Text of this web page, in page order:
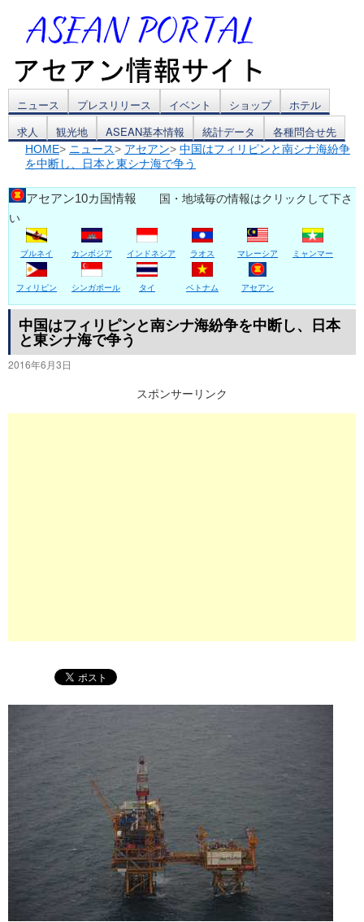
コ
ン
テ
ン
ツ
へ
ス
キ
ッ
ニュース プレスリリース イベント ショップ
ホテル
求人
観光地 ASEAN基本情報 統計データ 各種問合せ先
HOME> ニュース> アセアン> 中国はフィリピンと南シナ海紛争
を中断し、日本と東シナ海で争う
アセアン10カ国情報 国・地域毎の情報はクリックして下さ
い
ブルネイ カンボジア インドネシア ラオス マレーシア ミャンマー
フィリピン シンガポール タイ ベトナム アセアン
中国はフィリピンと南シナ海紛争を中断し、日本
と東シナ海で争う
2016年6月3日
スポンサーリンク